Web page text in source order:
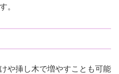
。
や挿し木で増やすことも可能